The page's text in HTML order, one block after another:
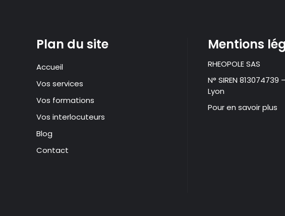
Plan du site
Accueil
Vos services
Vos formations
Vos interlocuteurs
Blog
Contact
Mentions
RHEOPOLE SAS
N° SIREN 813074739
Lyon
Pour en savoir plus